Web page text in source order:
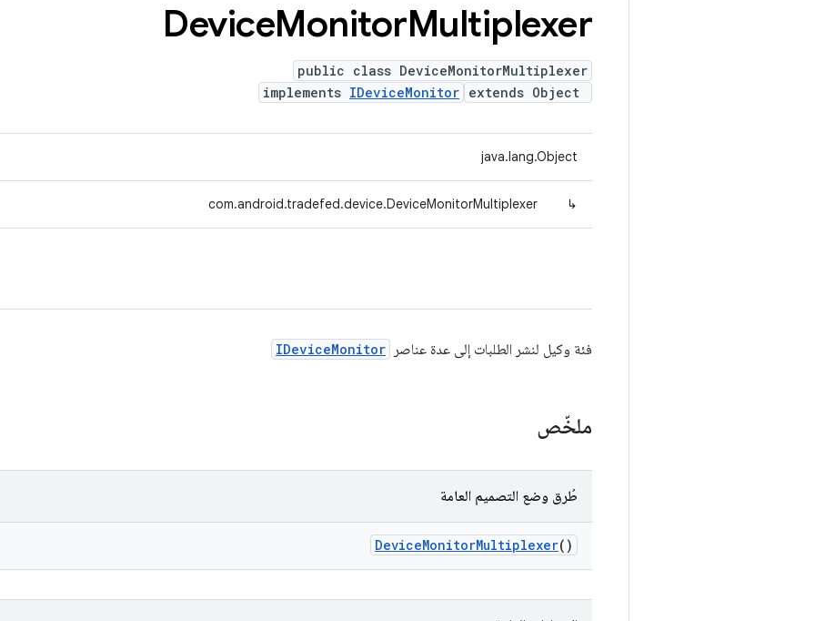
‫DeviceMonitorMultiplexer
public class DeviceMonitorMultiplexer
extends Object
implements IDeviceMonitor
java.lang.Object
↳
com.android.tradefed.device.DeviceMonitorMultiplexer
فئة وكيل لنشر الطلبات إلى عدة عناصر IDeviceMonitor
ملخّص
طُرق وضع التصميم العامة
DeviceMonitorMultiplexer()